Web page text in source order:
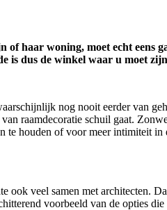
haar woning, moet echt
is dus de winkel waar u moet
nog nooit eerder van
raamdecoratie schuil gaat.
te houden of voor meer intimiteit in
veel samen met architecten.
voorbeeld van de opties